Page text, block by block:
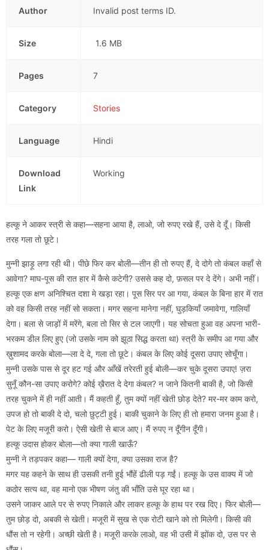
Author Invalid post terms ID.
Size 1.6 MB
Pages 7
Category Stories
Language Hindi
Download
Link
Working
हल्कू ने आकर स्त्री से कहा—सहना आया है, लाओ, जो रुपए रखे हैं, उसे दे दूँ। किसी
तरह गला तो छूटे।
मुन्नी झाड़ू लगा रही थी। पीछे फिर कर बोली—तीन ही तो रुपए हैं, दे दोगे तो कंबल कहाँ से
आवेगा? माघ-पूस की रात हार में कैसे कटेगी? उससे कह दो, फ़सल पर दे देंगे। अभी नहीं।
हल्कू एक क्षण अनिश्चित दशा मे खड़ा रहा। पूस सिर पर आ गया, कंबल के बिना हार में रात
को वह किसी तरह नहीं सो सकता। मगर सहना मानेगा नहीं, घुड़कियाँ जमावेगा, गालियाँ
देगा। बला से जाड़ों में मरेंगे, बला तो सिर से टल जाएगी। यह सोचता हुआ वह अपना भारी-
भरकम डील लिए हुए (जो उसके नाम को झूठा सिद्ध करता था) स्त्री के समीप आ गया और
ख़ुशामद करके बोला—ला दे दे, गला तो छूटे। कंबल के लिए कोई दूसरा उपाए सोचूँगा।
मुन्नी उसके पास से दूर हट गई और आँखें तरेरती हुई बोली—कर चुके दूसरा उपाए! ज़रा
सुनूँ कौन-सा उपाए करोगे? कोई ख़ैरात दे देगा कंबल? न जाने कितनी बाकी है, जो किसी
तरह चुकने में ही नहीं आती। मैं कहती हूँ, तुम क्यों नहीं खेती छोड़ देते? मर-मर काम करो,
उपज हो तो बाकी दे दो, चलो छुट्टी हुई। बाकी चुकाने के लिए ही तो हमारा जनम हुआ है।
पेट के लिए मजूरी करो। ऐसी खेती से बाज आए। मैं रुपए न दूँगीन दूँगी।
हल्कू उदास होकर बोला—तो क्या गाली खाऊँ?
मुन्नी ने तड़पकर कहा— गाली क्यों देगा, क्या उसका राज है?
मगर यह कहने के साथ ही उसकी तनी हुई भौंहें ढीली पड़ गईं। हल्कू के उस वाक्य में जो
कठोर सत्य था, वह मानो एक भीषण जंतु की भाँति उसे घूर रहा था।
उसने जाकर आले पर से रुपए निकाले और लाकर हल्कू के हाथ पर रख दिए। फिर बोली—
तुम छोड़ दो, अबकी से खेती। मजूरी में सुख से एक रोटी खाने को तो मिलेगी। किसी की
धौंस तो न रहेगी। अच्छी खेती है। मजूरी करके लाओ, वह भी उसी में झोंक दो, उस पर से